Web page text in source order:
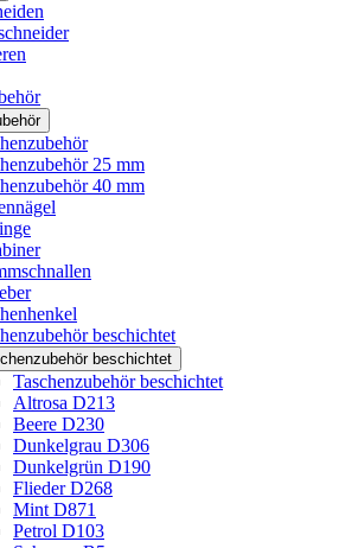
25 mm
40 mm
beschichtet
beschichtet
Taschenzubehör beschichtet
Altrosa D213
Beere D230
Dunkelgrau D306
Dunkelgrün D190
Flieder D268
Mint D871
Petrol D103